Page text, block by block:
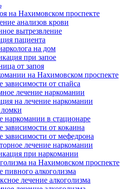
на Нахимовском проспекте
анализов крови
вытрезвление
пациента
на дом
при запое
от запоя
на Нахимовском проспекте
зависимости от спайса
лечение наркомании
на лечение наркомании
наркомании в стационаре
зависимости от кокаина
зависимости от мефедрона
лечение наркомании
при наркомании
на Нахимовском проспекте
пивного алкоголизма
лечение алкоголизма